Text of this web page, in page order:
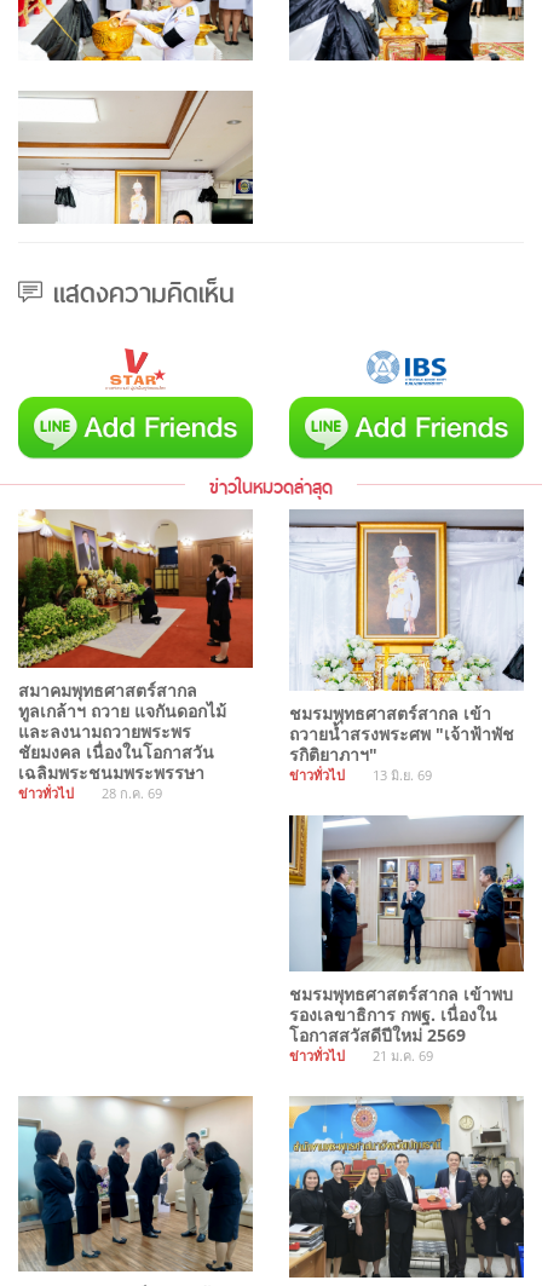
แสดงความคิดเห็น
ข่าวในหมวดล่าสุด
สมาคมพุทธศาสตร์สากล
ทูลเกล้าฯ ถวาย แจกันดอกไม้
และลงนามถวายพระพร
ชัยมงคล เนื่องในโอกาสวัน
เฉลิมพระชนมพระพรรษา
ข่าวทั่วไป 28 ก.ค. 69
ชมรมพุทธศาสตร์สากล เข้า
ถวายน้ำสรงพระศพ "เจ้าฟ้าพัช
รกิติยาภาฯ"
ข่าวทั่วไป 13 มิ.ย. 69
ชมรมพุทธศาสตร์สากล เข้าพบ
รองเลขาธิการ กพฐ. เนื่องใน
โอกาสสวัสดีปีใหม่ 2569
ข่าวทั่วไป 21 ม.ค. 69